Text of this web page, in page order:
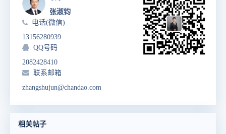
张淑钧
电话(微信)
13156280939
QQ号码
2082428410
联系邮箱
zhangshujun@chandao.com
相关帖子